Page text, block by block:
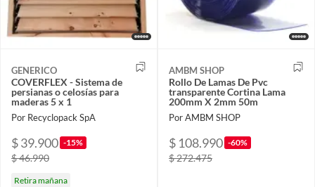
GENERICO
COVERFLEX - Sistema de
persianas o celosías para
maderas 5 x 1
Por Recyclopack SpA
$ 39.900 -15%
$ 46.990
Retira mañana
AMBM SHOP
Rollo De Lamas De Pvc
transparente Cortina Lama
200mm X 2mm 50m
Por AMBM SHOP
$ 108.990 -60%
$ 272.475